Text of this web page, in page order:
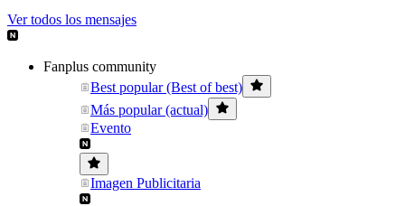
Ver todos los mensajes
Fanplus community
Best popular (Best of best)
Más popular (actual)
Evento
Imagen Publicitaria